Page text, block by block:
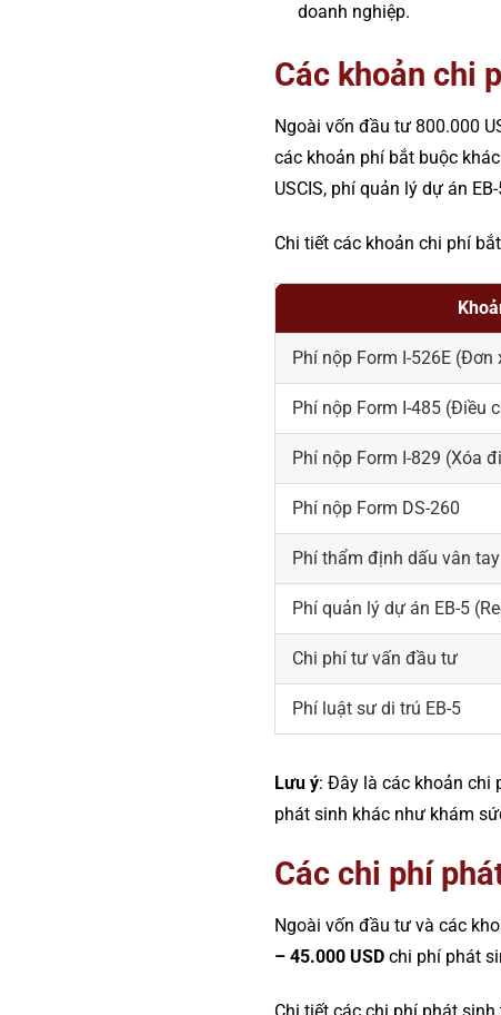
doanh nghiệp.
Các khoản chi
Ngoài vốn đầu tư 800.000
các khoản phí bắt buộc
USCIS, phí quản lý dự án
Chi tiết các khoản chi phí
Phí nộp Form I-526E (Đơn
Phí nộp Form I-485 (Điều
Phí nộp Form I-829 (Xóa
Phí nộp Form DS-260
Phí thẩm định dấu vân tay
Phí quản lý dự án EB-5
Chi phí tư vấn đầu tư
Phí luật sư di trú EB-5
Lưu ý: Đây là các khoản chi
phát sinh khác như khám
Các chi phí
Ngoài vốn đầu tư và các
– 45.000 USD chi phí phát